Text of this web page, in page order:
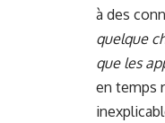
à des
quelque
que les
en temps